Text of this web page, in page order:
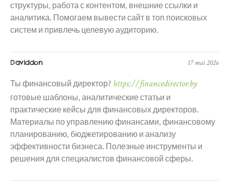
структуры, работа с контентом, внешние ссылки и
аналитика. Помогаем вывести сайт в топ поисковых
систем и привлечь целевую аудиторию.
Daviddon 17 mai 2026
Ты финансовый директор? https://financedirector.by
готовые шаблоны, аналитические статьи и
практические кейсы для финансовых директоров.
Материалы по управлению финансами, финансовому
планированию, бюджетированию и анализу
эффективности бизнеса. Полезные инструменты и
решения для специалистов финансовой сферы.